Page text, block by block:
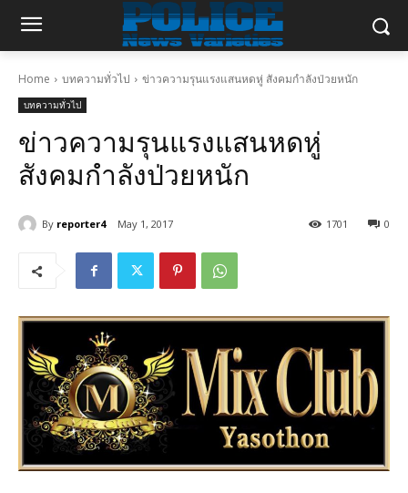
Home บทความทั่วไป ข่าวความรุนแรงแสนหดหู่ สังคมกำลังป่วยหนัก
บทความทั่วไป
ข่าวความรุนแรงแสนหดหู่
สังคมกำลังป่วยหนัก
By reporter4 May 1, 2017 0
1701